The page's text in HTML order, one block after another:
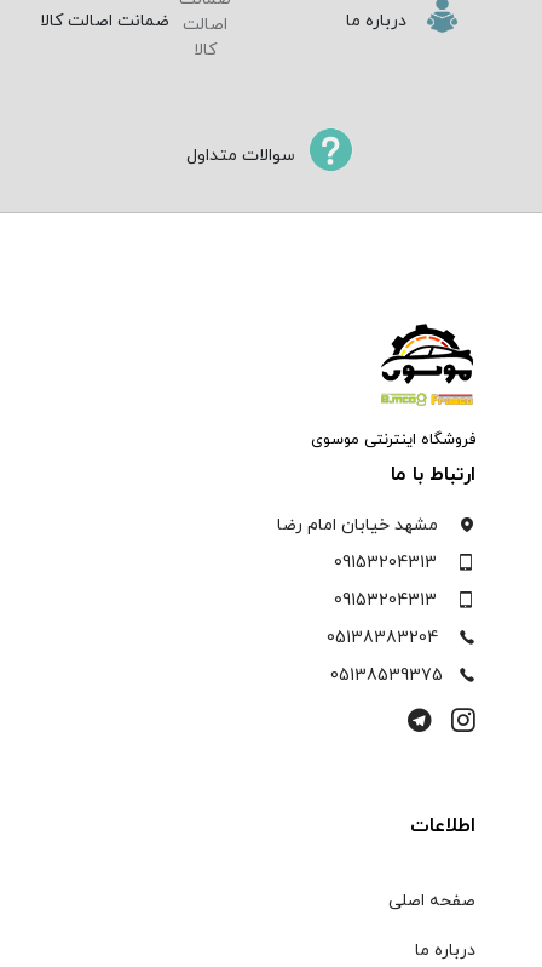
درباره ما ضمانت اصالت کالا
سوالات متداول
فروشگاه اینترنتی موسوی
ارتباط با ما
مشهد خیابان امام رضا
09153204313
09153204313
05138383204
05138539375
اطلاعات
صفحه اصلی
درباره ما